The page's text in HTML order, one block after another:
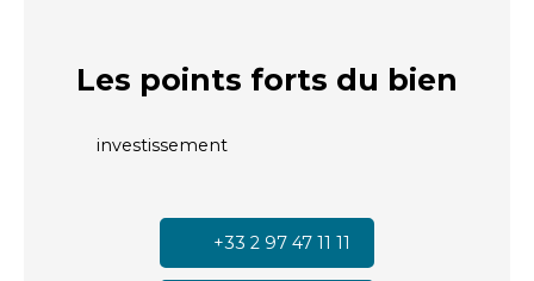
Les points forts du bien
investissement
+33 2 97 47 11 11